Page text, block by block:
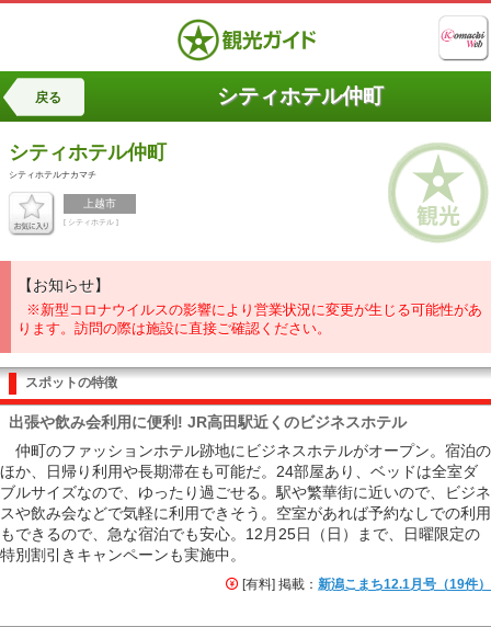
戻る シティホテル仲町
シティホテル仲町
シティホテルナカマチ
上越市
[ シティホテル ]
【お知らせ】
※新型コロナウイルスの影響により営業状況に変更が生じる可能性があ
ります。訪問の際は施設に直接ご確認ください。
スポットの特徴
出張や飲み会利用に便利! JR高田駅近くのビジネスホテル
仲町のファッションホテル跡地にビジネスホテルがオープン。宿泊の
ほか、日帰り利用や長期滞在も可能だ。24部屋あり、ベッドは全室ダ
ブルサイズなので、ゆったり過ごせる。駅や繁華街に近いので、ビジネ
スや飲み会などで気軽に利用できそう。空室があれば予約なしでの利用
もできるので、急な宿泊でも安心。12月25日（日）まで、日曜限定の
特別割引きキャンペーンも実施中。
[有料] 掲載： 新潟こまち12.1月号（19件）